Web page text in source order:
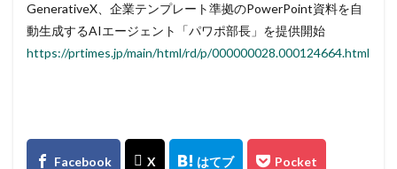
GenerativeX、企業テンプレート準拠のPowerPoint資料を自
動生成するAIエージェント「パワポ部長」を提供開始
https://prtimes.jp/main/html/rd/p/000000028.000124664.html